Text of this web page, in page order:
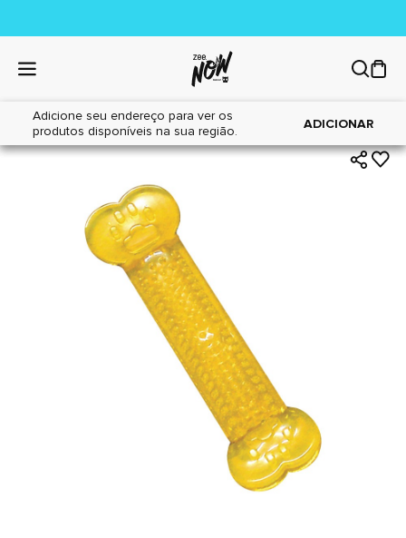
Adicione seu endereço para ver os
produtos disponíveis na sua região.
ADICIONAR
Home|Cães|Brinquedos